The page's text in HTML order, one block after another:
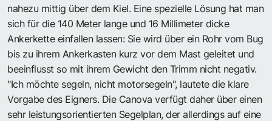
nahezu mittig über dem Kiel. Eine spezielle Lösung hat man
sich für die 140 Meter lange und 16 Millimeter dicke
Ankerkette einfallen lassen: Sie wird über ein Rohr vom Bug
bis zu ihrem Ankerkasten kurz vor dem Mast geleitet und
beeinflusst so mit ihrem Gewicht den Trimm nicht negativ.
"Ich möchte segeln, nicht motorsegeln", lautete die klare
Vorgabe des Eigners. Die Canova verfügt daher über einen
sehr leistungsorientierten Segelplan, der allerdings auf eine